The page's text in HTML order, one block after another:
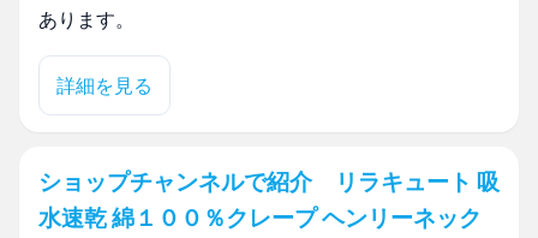
あります。
詳細を見る
ショップチャンネルで紹介 リラキュート 吸
水速乾 綿１００％クレープ ヘンリーネック